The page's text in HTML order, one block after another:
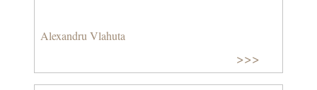
Alexandru Vlahuta
>>>